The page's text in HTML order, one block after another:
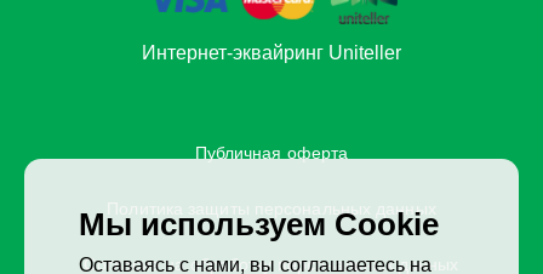
Интернет-эквайринг Uniteller
Публичная оферта
Политика защиты персональных данных
Согласие на обработку персональных данных
Мы используем Cookie
Оставаясь с нами, вы соглашаетесь на